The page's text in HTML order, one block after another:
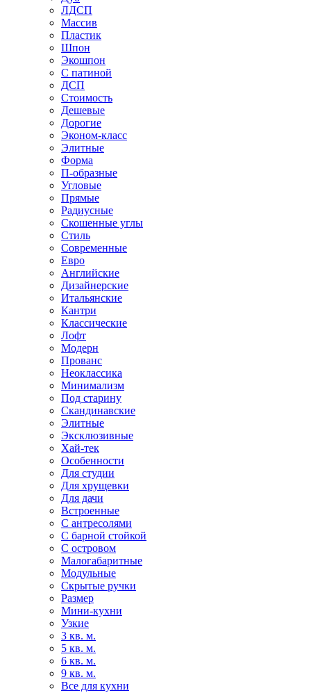
ЛДСП
Массив
Пластик
Шпон
Экошпон
С патиной
ДСП
Стоимость
Дешевые
Дорогие
Эконом-класс
Элитные
Форма
П-образные
Угловые
Прямые
Радиусные
Скошенные углы
Стиль
Современные
Евро
Английские
Дизайнерские
Итальянские
Кантри
Классические
Лофт
Модерн
Прованс
Неоклассика
Минимализм
Под старину
Скандинавские
Элитные
Эксклюзивные
Хай-тек
Особенности
Для студии
Для хрущевки
Для дачи
Встроенные
С антресолями
С барной стойкой
С островом
Малогабаритные
Модульные
Скрытые ручки
Размер
Мини-кухни
Узкие
3 кв. м.
5 кв. м.
6 кв. м.
9 кв. м.
Все для кухни